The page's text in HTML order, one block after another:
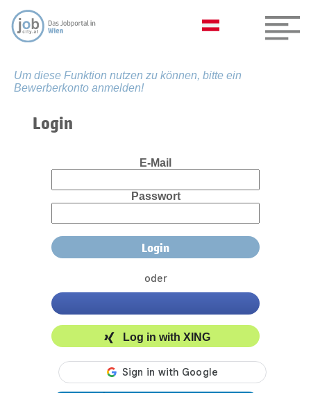
Um diese Funktion nutzen zu können, bitte ein
Bewerberkonto anmelden!
Login
E-Mail
Passwort
oder
Log in with XING